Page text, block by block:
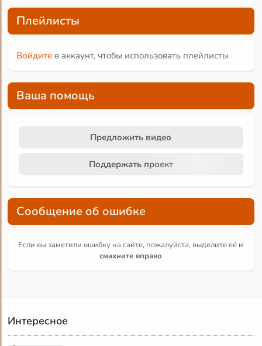
Плейлисты
Войдите в аккаунт, чтобы использовать плейлисты
Ваша помощь
Предложить видео
Поддержать проект
Сообщение об ошибке
Если вы заметили ошибку на сайте, пожалуйста, выделите её и
смахните вправо
Интересное